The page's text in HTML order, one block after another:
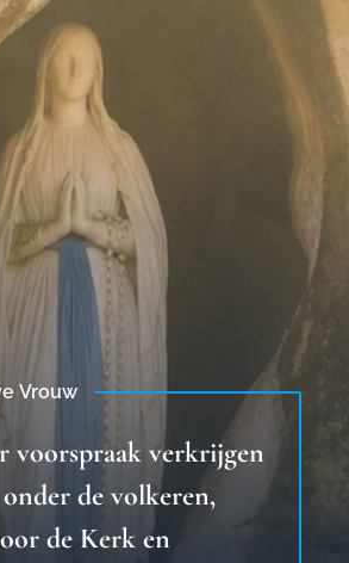
Vrouw
voorspraak verkrijgen
de volkeren,
de Kerk en